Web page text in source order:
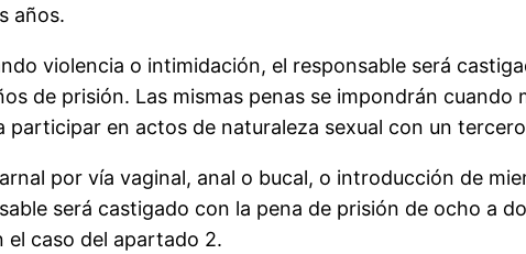
años.
violencia o intimidación, el responsable será
de prisión. Las mismas penas se impondrán
participar en actos de naturaleza sexual con un
por vía vaginal, anal o bucal, o introducción de
será castigado con la pena de prisión de ocho a
el caso del apartado 2.